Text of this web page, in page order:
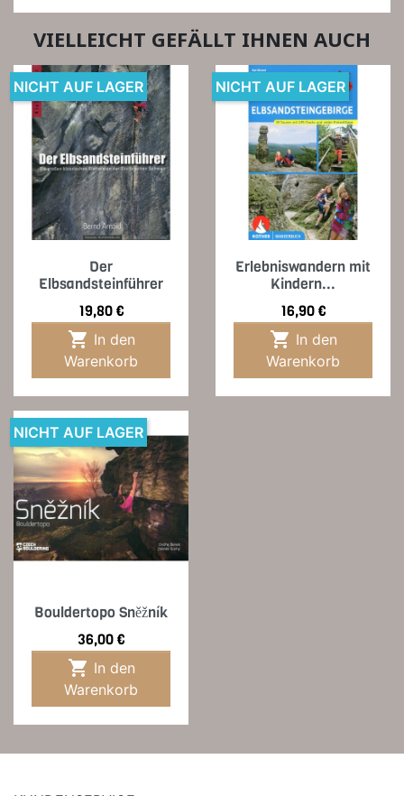
VIELLEICHT GEFÄLLT IHNEN AUCH
Der
Elbsandsteinführer
Preis
19,80 €

Warenkorb
NICHT AUF LAGER
Erlebniswandern mit
Kindern...
Preis
16,90 €

Warenkorb
NICHT AUF LAGER
Bouldertopo Sněžník
Preis
36,00 €

Warenkorb
NICHT AUF LAGER